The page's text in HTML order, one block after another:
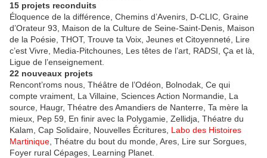
15 projets reconduits
Éloquence de la différence, Chemins d’Avenirs, D-CLIC, Graine
d’Orateur 93, Maison de la Culture de Seine-Saint-Denis, Maison
de la Poésie, THOT, Trouve ta Voix, Jeunes et Citoyenneté, Lire
c’est Vivre, Media-Pitchounes, Les têtes de l’art, RADSI, Ça et là,
Ligue de l’enseignement.
22 nouveaux projets
Rencont’roms nous, Théâtre de l’Odéon, Bolnodak, Ce qui
compte vraiment, La Villaine, Sciences Action Normandie, La
source, Haugr, Théatre des Amandiers de Nanterre, Ta mère la
mieux, Pep 59, En finir avec la Polygamie, Zellidja, Théatre du
Kalam, Cap Solidaire, Nouvelles Écritures, Labo des Histoires
Martinique , Théatre du bout du monde, Ares, Lire sur Sorgues,
Foyer rural Cépages, Learning Planet.